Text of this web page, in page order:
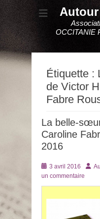
OCCITANIE
Étiquette :
de Victor
Fabre
La belle-
Caroline
2016
Posté
le
3 avril 2016
un commentaire